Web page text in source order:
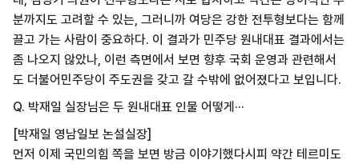
분까지도 고려할 수 있는, 그러니까 여당은 강한 전투형보다는 함께
끌고 가는 사람이 중요하다. 이 결과가 민주당 원내대표 결과에서는
좀 나오지 않았나, 이런 측면에서 보면 향후 국회 운영과 관련해서
도 더불어민주당이 주도권을 갖고 갈 수밖에 없어졌다고 보입니다.
Q. 박재일 실장님은 두 원내대표 인물 어떻게···
[박재일 영남일보 논설실장]
먼저 이제 국민의힘 쪽을 보면 방금 이야기했다시피 약간 테르미도